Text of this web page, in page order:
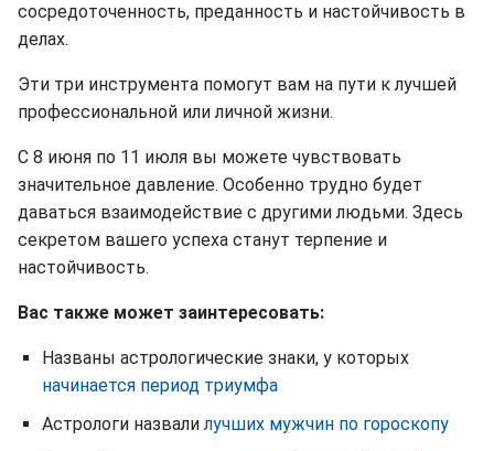
сосредоточенность, преданность и настойчивость в
делах.
Эти три инструмента помогут вам на пути к лучшей
профессиональной или личной жизни.
С 8 июня по 11 июля вы можете чувствовать
значительное давление. Особенно трудно будет
даваться взаимодействие с другими людьми. Здесь
секретом вашего успеха станут терпение и
настойчивость.
Вас также может заинтересовать:
Названы астрологические знаки, у которых
начинается период триумфа
Астрологи назвалилучших мужчин по гороскопу